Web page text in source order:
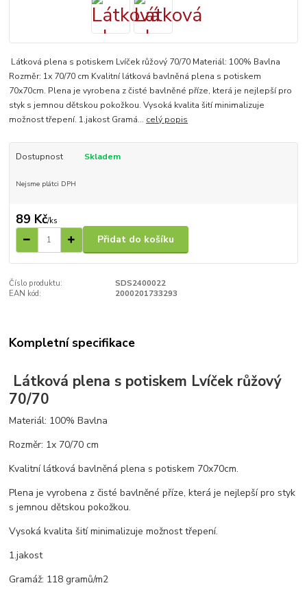
Látková plena s potiskem Lvíček růžový 70/70 Materiál: 100% Bavlna
Rozměr: 1x 70/70 cm Kvalitní látková bavlněná plena s potiskem
70x70cm. Plena je vyrobena z čisté bavlněné příze, která je nejlepší pro
styk s jemnou dětskou pokožkou. Vysoká kvalita šití minimalizuje
možnost třepení. 1.jakost Gramá... celý popis
Dostupnost Skladem
Nejsme plátci DPH
89 Kč/ks
Přidat do košíku
Číslo produktu:
SDS2400022
EAN kód:
2000201733293
Kompletní specifikace
Látková plena s potiskem Lvíček růžový
70/70
Materiál: 100% Bavlna
Rozměr: 1x 70/70 cm
Kvalitní látková bavlněná plena s potiskem 70x70cm.
Plena je vyrobena z čisté bavlněné příze, která je nejlepší pro styk
s jemnou dětskou pokožkou.
Vysoká kvalita šití minimalizuje možnost třepení.
1.jakost
Gramáž: 118 gramů/m2